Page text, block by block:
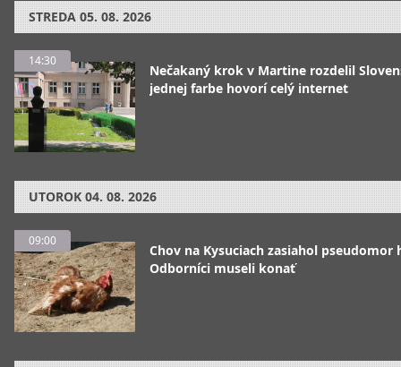
STREDA 05. 08. 2026
14:30
Nečakaný krok v Martine rozdelil
jednej farbe hovorí celý internet
UTOROK 04. 08. 2026
09:00
Chov na Kysuciach zasiahol pseudomor
Odborníci museli konať